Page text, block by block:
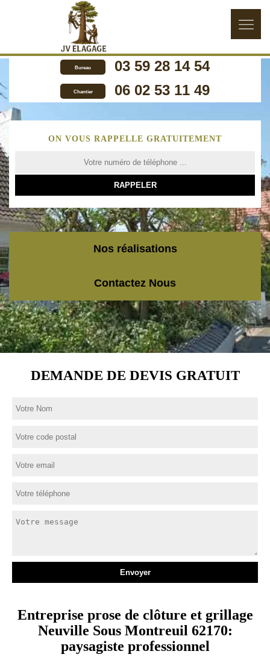
Bureau 03 59 28 14 54
Chantier 06 02 53 11 49
ON VOUS RAPPELLE GRATUITEMENT
Nos réalisations
Contactez Nous
DEMANDE DE DEVIS GRATUIT
Entreprise prose de clôture et grillage
Neuville Sous Montreuil 62170:
paysagiste professionnel